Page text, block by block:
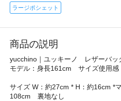
ラージポシェット
商品の説明
yucchino｜ユッキーノ レザーバッ
モデル：身長161cm サイズ使用感
サイズ W：約27cm * H：約16cm *
108cm 裏地なし